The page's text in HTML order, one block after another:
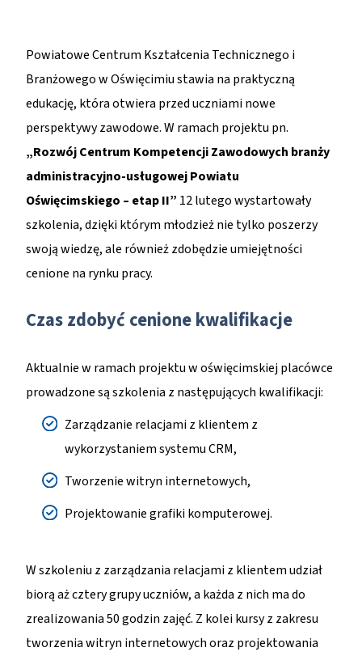
Powiatowe Centrum Kształcenia Technicznego i
Branżowego w Oświęcimiu stawia na praktyczną
edukację, która otwiera przed uczniami nowe
perspektywy zawodowe. W ramach projektu pn.
„Rozwój Centrum Kompetencji Zawodowych branży
administracyjno-usługowej Powiatu
Oświęcimskiego – etap II” 12 lutego wystartowały
szkolenia, dzięki którym młodzież nie tylko poszerzy
swoją wiedzę, ale również zdobędzie umiejętności
cenione na rynku pracy.
Czas zdobyć cenione kwalifikacje
Aktualnie w ramach projektu w oświęcimskiej placówce
prowadzone są szkolenia z następujących kwalifikacji:
Zarządzanie relacjami z klientem z
wykorzystaniem systemu CRM,
Tworzenie witryn internetowych,
Projektowanie grafiki komputerowej.
W szkoleniu z zarządzania relacjami z klientem udział
biorą aż cztery grupy uczniów, a każda z nich ma do
zrealizowania 50 godzin zajęć. Z kolei kursy z zakresu
tworzenia witryn internetowych oraz projektowania